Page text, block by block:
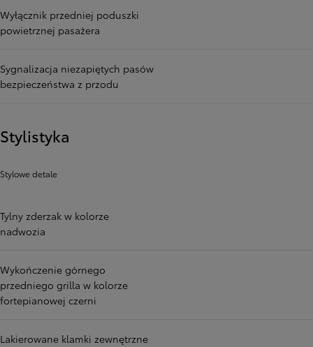
Wyłącznik przedniej poduszki
powietrznej pasażera
Sygnalizacja niezapiętych pasów
bezpieczeństwa z przodu
Stylistyka
Stylowe detale
Tylny zderzak w kolorze
nadwozia
Wykończenie górnego
przedniego grilla w kolorze
fortepianowej czerni
Lakierowane klamki zewnętrzne